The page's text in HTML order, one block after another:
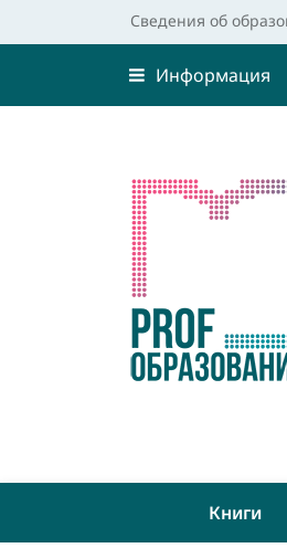
Сведения об
Информация
Книги